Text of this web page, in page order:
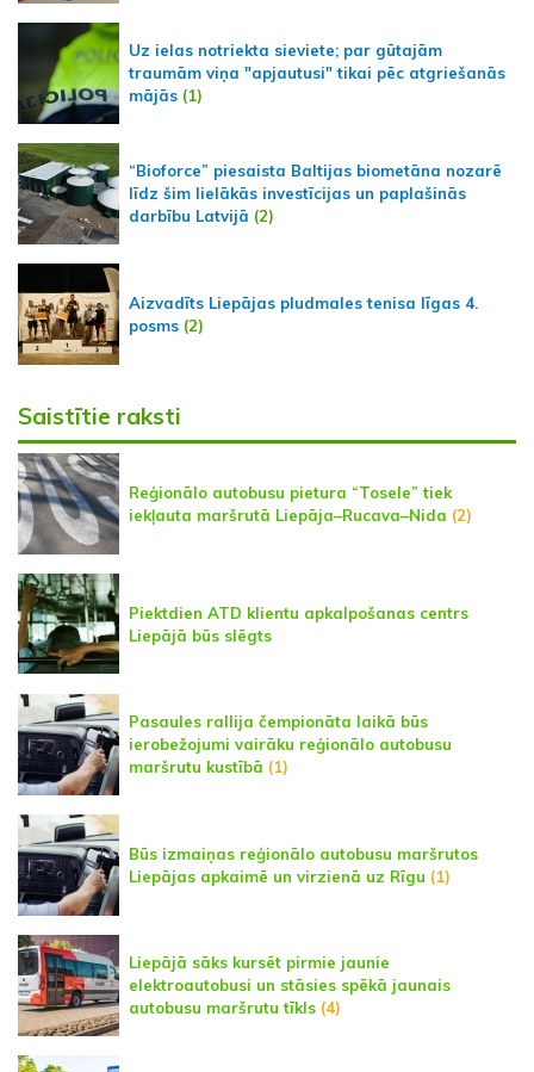
Uz ielas notriekta sieviete; par gūtajām
traumām viņa "apjautusi" tikai pēc atgriešanās
mājās (1)
“Bioforce” piesaista Baltijas biometāna nozarē
līdz šim lielākās investīcijas un paplašinās
darbību Latvijā (2)
Aizvadīts Liepājas pludmales tenisa līgas 4.
posms (2)
Saistītie raksti
Reģionālo autobusu pietura “Tosele” tiek
iekļauta maršrutā Liepāja–Rucava–Nida (2)
Piektdien ATD klientu apkalpošanas centrs
Liepājā būs slēgts
Pasaules rallija čempionāta laikā būs
ierobežojumi vairāku reģionālo autobusu
maršrutu kustībā (1)
Būs izmaiņas reģionālo autobusu maršrutos
Liepājas apkaimē un virzienā uz Rīgu (1)
Liepājā sāks kursēt pirmie jaunie
elektroautobusi un stāsies spēkā jaunais
autobusu maršrutu tīkls (4)